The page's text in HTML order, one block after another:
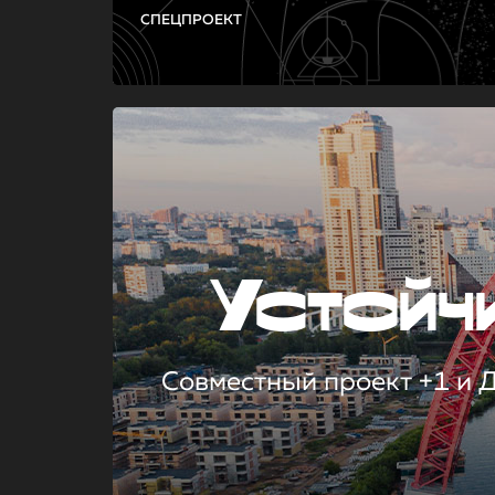
СПЕЦПРОЕКТ
Совместный проект +1 и